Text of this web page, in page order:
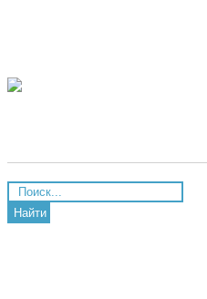
Найти